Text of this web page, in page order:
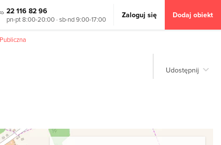
22 116 82 96
pn-pt 8:00-20:00 · sb-nd 9:00-17:00 Zaloguj się Dodaj obiekt
Udostępnij